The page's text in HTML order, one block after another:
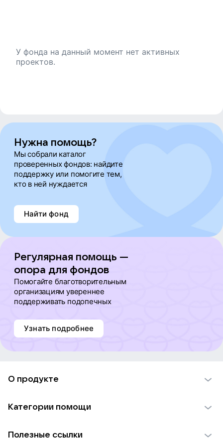
Александра Краснопольская
Елизавета Тинкельман
Наталья Акулич
Ольга Новикова
Екатерина Шавлова
наталия опарина
виктория сергеева
Мария Еремина
Анна Герасимова
У фонда на данный момент нет активных
проектов.
Нужна помощь?
Мы собрали каталог
проверенных фондов: найдите
поддержку или помогите тем,
кто в ней нуждается
Найти фонд
Регулярная помощь —
опора для фондов
Помогайте благотворительным
организациям увереннее
поддерживать подопечных
Узнать подробнее
О продукте
Использование материалов
Категории помощи
Полезные ссылки